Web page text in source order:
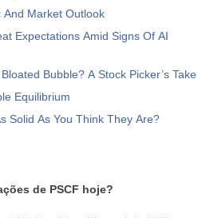
And Market Outlook
Expectations Amid Signs Of AI
Bubble? A Stock Picker’s Take
Equilibrium
Solid As You Think They Are?
de PSCF hoje?